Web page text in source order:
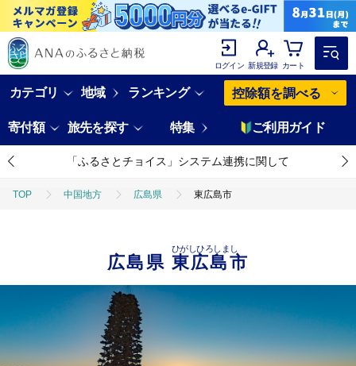
ログイン 新規登録 カート
カテゴリ 地域 ランキング 控除額を調べる
寄付額 旅先を探す 特集 ご利用ガイド
「ふるさとチョイス」システム連携に関して
TOP 中国地方 広島県 東広島市
広島県 東広島市
ひがしひろしまし